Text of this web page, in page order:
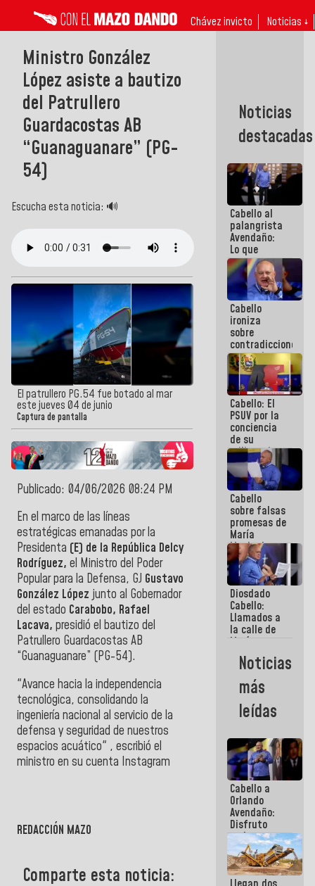
Chávez invicto Noticias ↓
Ministro González
López asiste a bautizo
del Patrullero
Guardacostas AB
“Guanaguanare” (PG-
54)
Escucha esta noticia: 🔊
El patrullero PG.54 fue botado al mar
este jueves 04 de junio
Captura de pantalla
Publicado: 04/06/2026 08:24 PM
En el marco de las líneas
estratégicas emanadas por la
Presidenta (E) de la República Delcy
Rodríguez, el Ministro del Poder
Popular para la Defensa, GJ Gustavo
González Lópezjunto al Gobernador
del estado Carabobo, Rafael
Lacava, presidió el bautizo del
Patrullero Guardacostas AB
“Guanaguanare” (PG-54).
"Avance hacia la independencia
tecnológica, consolidando la
ingeniería nacional al servicio de la
defensa y seguridad de nuestros
espacios acuático" , escribió el
ministro en su cuenta Instagram
REDACCIÓN MAZO
Comparte esta noticia:
Noticias
destacadas
Cabello al
palangrista
Avendaño:
Lo que
vayas a
escribir
hazlo hoy
por que no
sabemos si
la semana
que viene
hay
programa
Cabello
ironiza
sobre
contradicciones
y mentiras
de María
Machado:
¡Créanle!
Cabello: El
PSUV por la
conciencia
de su
militancia
es la
organización
política más
sólida de
Venezuela
Cabello
sobre falsas
promesas de
María
Machado:
¿Quién le
puede creer?
¿Y la gente
que ella iba
a salvar en
La Guaira?
Diosdado
Cabello:
Llamados a
la calle de
María
Machado se
estrellaron
de frente
contra el
Pueblo
Noticias
más
leídas
Cabello a
Orlando
Avendaño:
Disfruto
cada vez
que escribes
porque lo
que haces